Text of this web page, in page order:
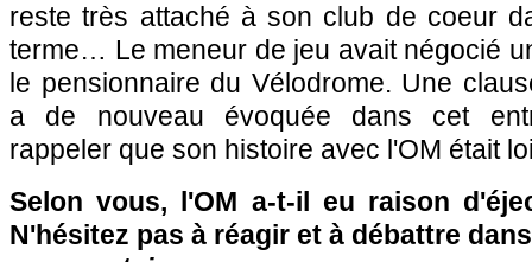
reste très attaché à son club de coeur
terme… Le meneur de jeu avait négocié
le pensionnaire du Vélodrome. Une
a de nouveau évoquée dans cet
rappeler que son histoire avec l'OM était
Selon vous, l'OM a-t-il eu raison
N'hésitez pas à réagir et à débattre